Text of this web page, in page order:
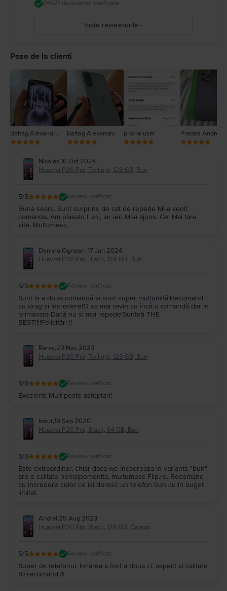
24421 de recenzii verificate
Toate review-urile
Poze de la clienti
Baltag Alexandru Baltag Alexandru phone user Predea Andreea
Nicolas,16 Oct 2024
Huawei P20 Pro, Twilight, 128 GB, Bun
5/5 Review verificat
Buna sears. Sunt surprins de cat de repede MI-a venit
comanda. Am plasato Luni, iar ieri MI-a ajuns. Cel Mai tare
site. Multumesc.
Daniela Ognean ,17 Jan 2024
Huawei P20 Pro, Black, 128 GB, Bun
5/5 Review verificat
Sunt la a doua comandă și sunt super mulțumită!Recomand
cu drag și încredere!O sa mai revin cu încă o comandă dar in
primavara Dacă nu si mai repede!Sunteți THE
BEST!!!!Felicitări !!
Rares,20 Nov 2023
Huawei P20 Pro, Twilight, 128 GB, Bun
5/5 Review verificat
Excelent! Mult peste asteptari!
Ionut,19 Sep 2020
Huawei P20 Pro, Black, 64 GB, Bun
5/5 Review verificat
Este extraordinar, chiar daca we incadreaza in variants "bun"
are o calitate nemaipomenita, multumesc Flip.ro. Recomand
cu incredere celor ce isi doresc un telefon bun cu in buget
limitat.
Andrei,25 Aug 2023
Huawei P20 Pro, Black, 128 GB, Ca nou
5/5 Review verificat
Super ok telefonul, livrarea a fost a doua zi, aspect si calitate
10,recomand☺️